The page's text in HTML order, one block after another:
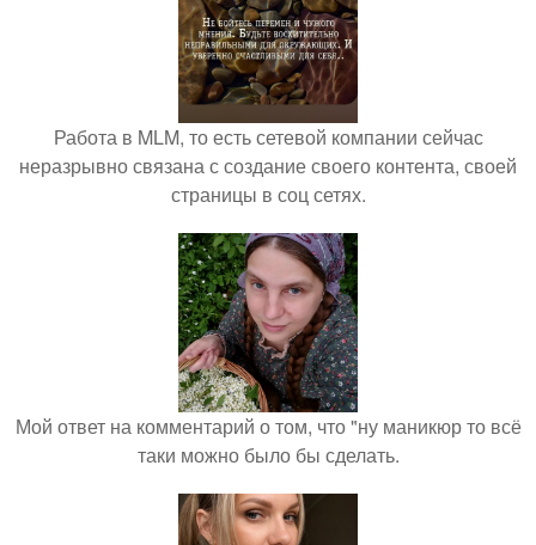
Работа в MLM, то есть сетевой компании сейчас
неразрывно связана с создание своего контента, своей
страницы в соц сетях.
Мой ответ на комментарий о том, что "ну маникюр то всё
таки можно было бы сделать.